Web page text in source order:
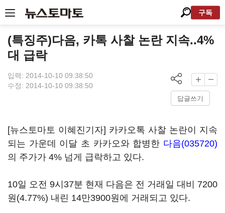
구독
(특징주)다음, 카톡 사찰 논란 지속..4%
대 급락
입력: 2014-10-10 09:38:50
수정: 2014-10-10 09:38:50
답글쓰기
[뉴스토마토 이혜진기자] 카카오톡 사찰 논란이 지속
되는 가운데 이달 초 카카오와 합병한 다음(035720)
의 주가가 4% 넘게 급락하고 있다.
10일 오전 9시37분 현재 다음은 전 거래일 대비 7200
원(4.77%) 내린 14만3900원에 거래되고 있다.